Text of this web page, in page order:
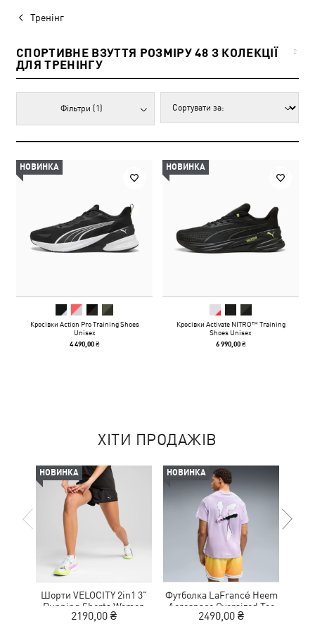
Тренінг
СПОРТИВНЕ ВЗУТТЯ РОЗМІРУ 48 З КОЛЕКЦІЇ
ДЛЯ ТРЕНІНГУ
2
Фільтри (1)
НОВИНКА
Кросівки Action Pro Training Shoes
Unisex
4 490,00 ₴
НОВИНКА
Кросівки Activate NITRO™ Training
Shoes Unisex
6 990,00 ₴
ХІТИ ПРОДАЖІВ
НОВИНКА
Шорти VELOCITY 2in1 3"
Running Shorts Women
2190,00 ₴
НОВИНКА
Футболка LaFrancé Heem
Aerospace Oversized Tee
Men
2490,00 ₴